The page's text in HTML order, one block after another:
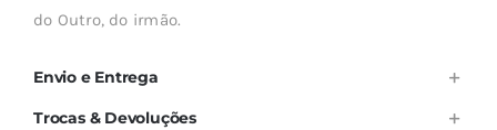
do Outro, do irmão.
Envio e Entrega
Trocas & Devoluções